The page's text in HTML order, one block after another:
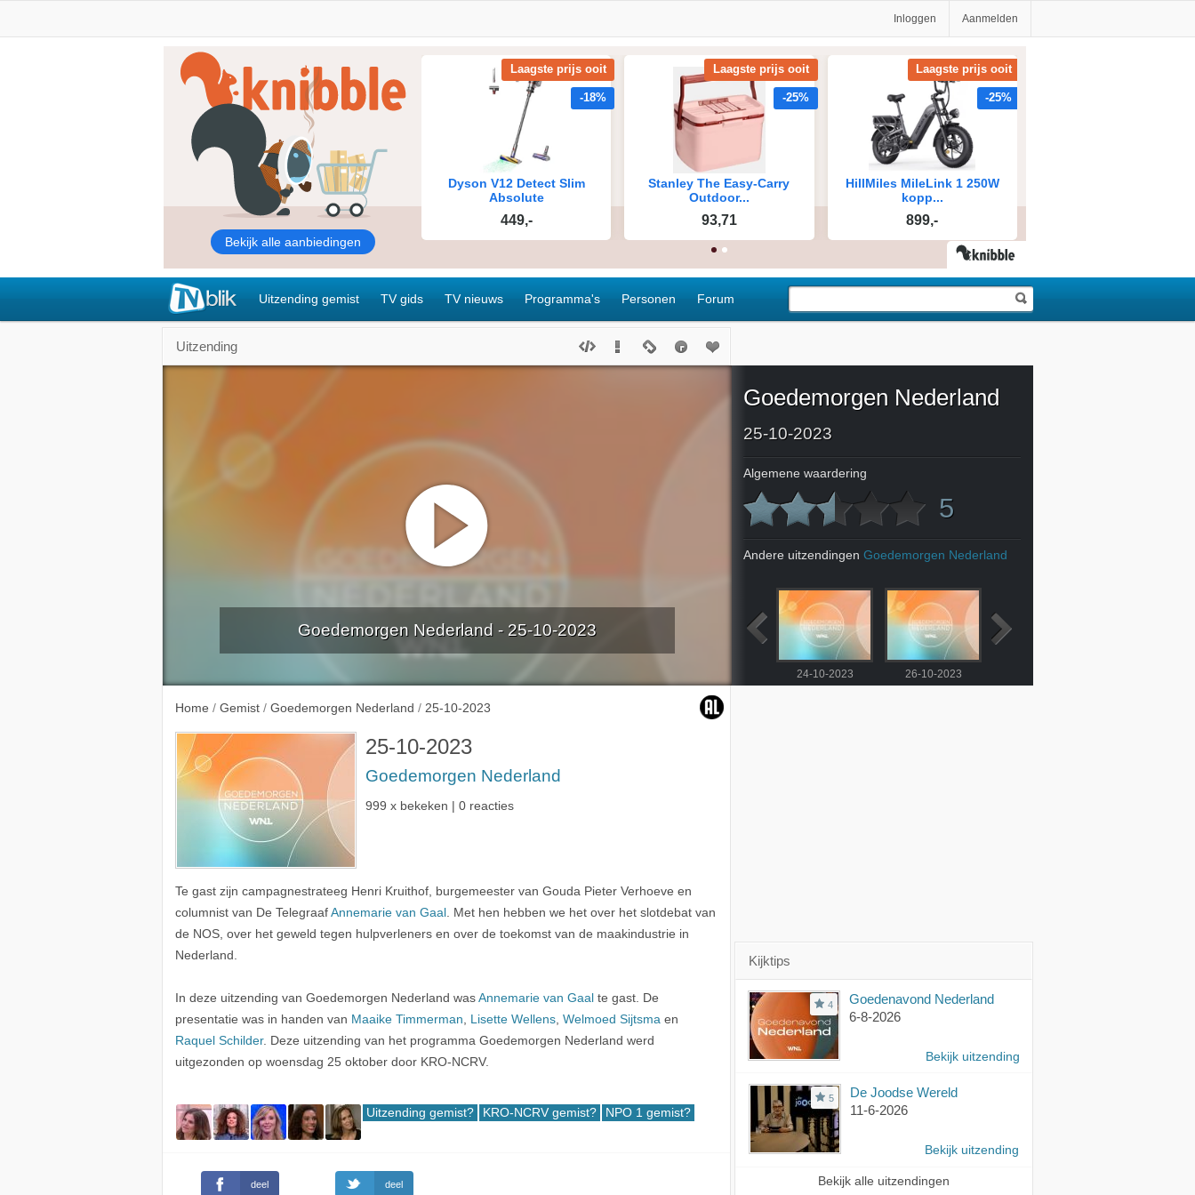
Inloggen Aanmelden
Uitzending gemist TV gids TV nieuws Programma's Personen Forum
Uitzending
Goedemorgen Nederland - 25-10-2023
Home / Gemist / Goedemorgen Nederland / 25-10-2023
25-10-2023
Goedemorgen Nederland
999 x bekeken | 0 reacties
Te gast zijn campagnestrateeg Henri Kruithof, burgemeester van Gouda Pieter Verhoeve en
columnist van De Telegraaf Annemarie van Gaal . Met hen hebben we het over het slotdebat van
de NOS, over het geweld tegen hulpverleners en over de toekomst van de maakindustrie in
Nederland.
In deze uitzending van Goedemorgen Nederland was Annemarie van Gaal te gast. De
presentatie was in handen van Maaike Timmerman Lisette Wellens Welmoed Sijtsma en
Raquel Schilder. Deze uitzending van het programma Goedemorgen Nederland werd
uitgezonden op woensdag 25 oktober door KRO-NCRV.
Uitzending gemist? KRO-NCRV gemist? NPO 1 gemist?
deel deel
Goedemorgen Nederland
25-10-2023
Algemene waardering
5
Andere uitzendingen Goedemorgen Nederland
24-10-2023 26-10-2023
Kijktips
4
Goedenavond Nederland
6-8-2026
Bekijk uitzending
5
De Joodse Wereld
11-6-2026
Bekijk uitzending
Bekijk alle uitzendingen